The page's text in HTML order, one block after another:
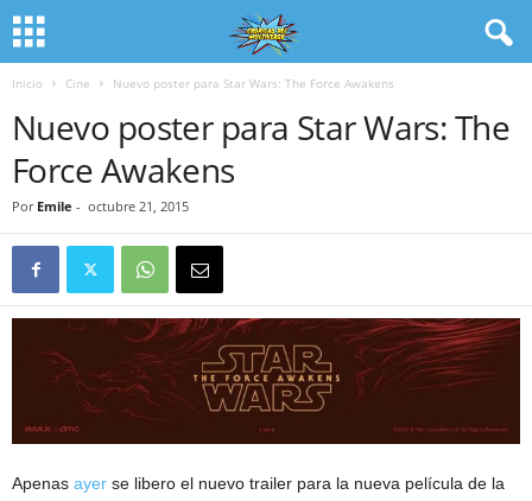
Inicio Cine Nuevo poster para Star Wars: The Force Awakens
Nuevo poster para Star Wars: The
Force Awakens
Por Emile - octubre 21, 2015
Apenas ayer se libero el nuevo trailer para la nueva película de la